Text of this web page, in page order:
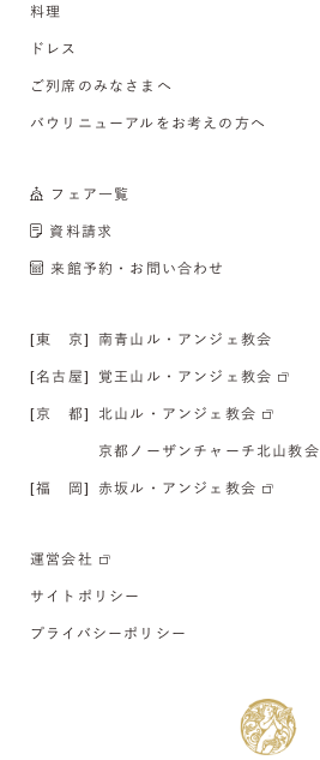
料理
ドレス
ご列席のみなさまへ
バウリニューアルをお考えの方へ
フェア一覧
資料請求
来館予約・お問い合わせ
[東 京] 南青山ル・アンジェ教会
[名古屋] 覚王山ル・アンジェ教会
[京 都] 北山ル・アンジェ教会
京都ノーザンチャーチ北山教会
[福 岡] 赤坂ル・アンジェ教会
運営会社
サイトポリシー
プライバシーポリシー